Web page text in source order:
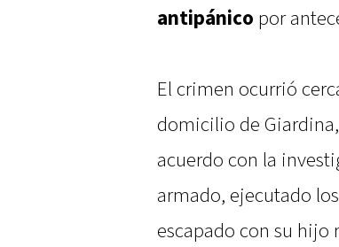
antipánico por
El crimen ocurrió
domicilio de
acuerdo con la
armado, ejecutado
escapado con su hijo